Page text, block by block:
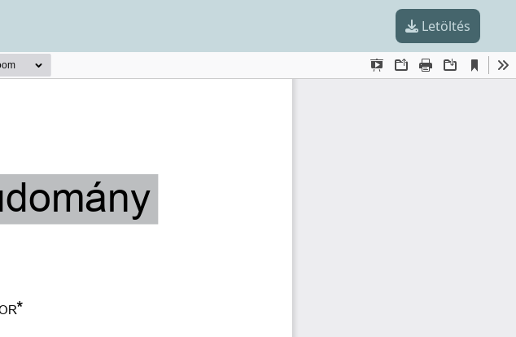
Letöltés